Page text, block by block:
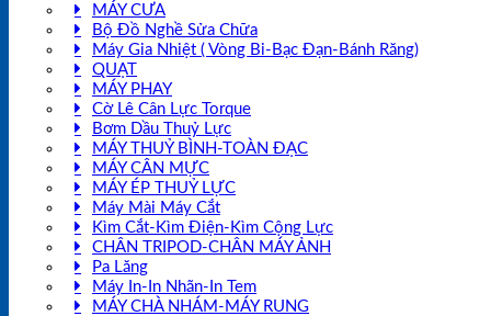
MÁY CƯA
Bộ Đồ Nghề Sửa Chữa
Máy Gia Nhiệt ( Vòng Bi-Bạc Đạn-Bánh Răng)
QUẠT
MÁY PHAY
Cờ Lê Cân Lực Torque
Bơm Dầu Thuỷ Lực
MÁY THUỶ BÌNH-TOÀN ĐẠC
MÁY CÂN MỰC
MÁY ÉP THUỶ LỰC
Máy Mài Máy Cắt
Kìm Cắt-Kìm Điện-Kìm Cộng Lực
CHÂN TRIPOD-CHÂN MÁY ẢNH
Pa Lăng
Máy In-In Nhãn-In Tem
MÁY CHÀ NHÁM-MÁY RUNG